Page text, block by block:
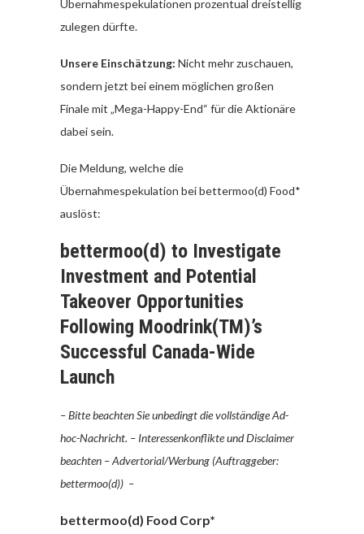
Übernahmespekulationen prozentual dreistellig
zulegen dürfte.
Unsere Einschätzung: Nicht mehr zuschauen,
sondern jetzt bei einem möglichen großen
Finale mit „Mega-Happy-End“ für die Aktionäre
dabei sein.
Die Meldung, welche die
Übernahmespekulation bei bettermoo(d) Food*
auslöst:
bettermoo(d) to Investigate
Investment and Potential
Takeover Opportunities
Following Moodrink(TM)’s
Successful Canada-Wide
Launch
– Bitte beachten Sie unbedingt die vollständige Ad-
hoc-Nachricht. – Interessenkonflikte und Disclaimer
beachten –Advertorial/Werbung (Auftraggeber:
bettermoo(d)) –
bettermoo(d) Food Corp*